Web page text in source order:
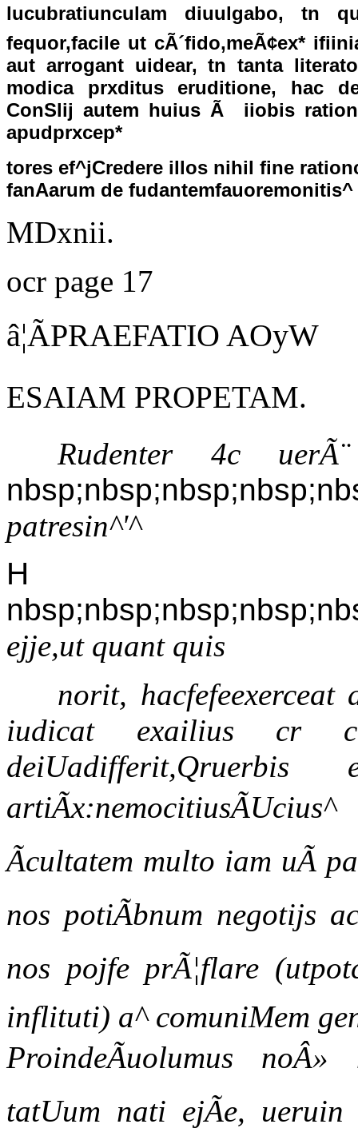
lucubratiunculam diuulgabo, tn
fequor,facile ut cÃ´fido,meÃ¢ex*
aut arrogant uidear, tn tanta
modica prxditus eruditione, hac
ConSlij autem huius Ã iiobis
apudprxcep*
tores ef^jCredere illos nihil fine
fanAarum de
MDxnii.
ocr page 17
â¦ÃPRAEFATIO AOyW
ESAIAM PROPETAM.
Rudenter 4c
patresin^'^
H
ejje,ut quant quis
norit, hacfefeexerceat
iudicat exailius cr
Ãcultatem multo iam uÃ
nos potiÃbnum negotijs
nos pojfe prÃ¦flare
inflituti) a^ comuniMem
ProindeÃuolumus
tatUum nati ejÃe,